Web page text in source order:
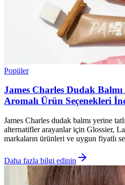
Popüler
James Charles Dudak
Aromalı Ürün Seçenekleri
James Charles dudak balmı yerine
alternatifler arayanlar için Glossier,
markaların ürünleri ve uygun fiyatlı
Daha fazla bilgi edinin